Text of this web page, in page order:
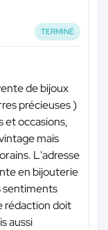
TERMINÉ
de bijoux
précieuses )
et occasions,
mais
L'adresse
en bijouterie
sentiments
rédaction doit
aussi